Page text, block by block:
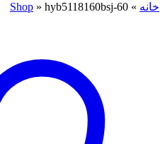
خانه »
Shop » hyb5118160bsj-60